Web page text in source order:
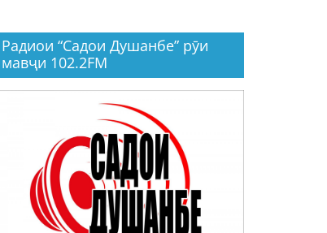
Радиои “Садои Душанбе” рӯи
мавҷи 102.2FM